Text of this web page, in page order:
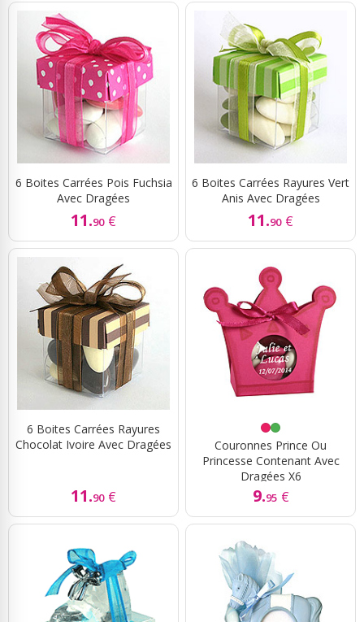
6 Boites Carrées Pois Fuchsia
Avec Dragées
11.90 €
6 Boites Carrées Rayures Vert
Anis Avec Dragées
11.90 €
6 Boites Carrées Rayures
Chocolat Ivoire Avec Dragées
11.90 €
Couronnes Prince Ou
Princesse Contenant Avec
Dragées X6
9.95 €